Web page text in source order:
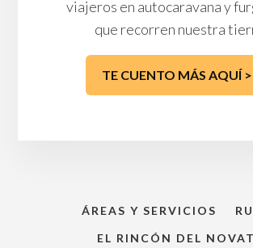
viajeros en autocaravana y
que recorren nuestra
TE CUENTO MÁS AQUÍ
ÁREAS Y SERVICIOS
EL RINCÓN DEL